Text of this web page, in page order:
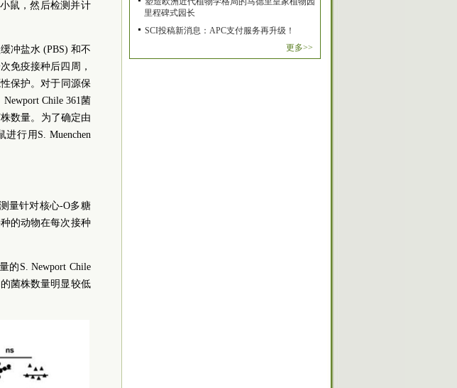
鼠，然后检测并计
冲盐水 (PBS) 和不
免疫接种后四周，
保护。对于同源保
Chile 361菌
数量。为了确定由
行用S. Muenchen
量针对核心-O多糖
的动物在每次接种
的S. Newport Chile
菌株数量明显较低
里程碑式园长
SCI投稿新消息：APC支付服务再升级！
更多>>